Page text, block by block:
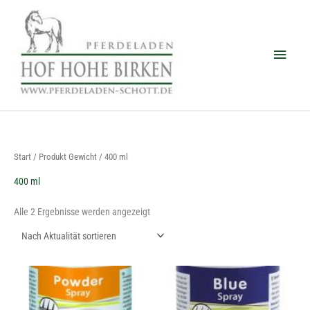
springen
Start / Produkt Gewicht / 400 ml
400 ml
Alle 2 Ergebnisse werden angezeigt
Dieses
Produkt
weist
Dieses
Produkt
weist